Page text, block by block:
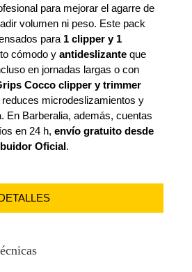
para mejorar el agarre de
volumen ni peso. Este pack
para 1 clipper y 1
cómodo yantideslizante que
en jornadas largas o con
Cocco clipper y trimmer
microdeslizamientos y
En Barberalia, además, cuentas
en 24 h,envío gratuito desde
Oficial .